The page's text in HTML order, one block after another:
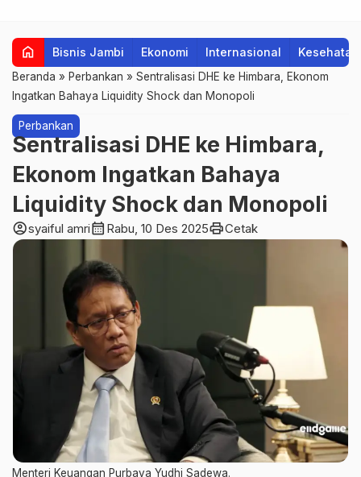
home Bisnis Jambi Ekonomi Internasional Kesehatan
Beranda » Perbankan » Sentralisasi DHE ke Himbara, Ekonom
Ingatkan Bahaya Liquidity Shock dan Monopoli
Perbankan
Sentralisasi DHE ke Himbara,
Ekonom Ingatkan Bahaya
Liquidity Shock dan Monopoli
account_circlesyaiful amricalendar_month Rabu, 10 Des 2025printCetak
Menteri Keuangan Purbaya Yudhi Sadewa.